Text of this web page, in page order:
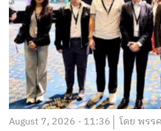
August 7, 2026 - 11:36 โดย พรร